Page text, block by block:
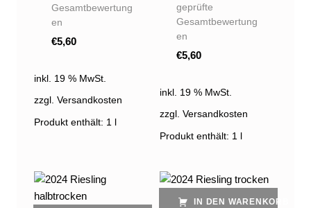
Gesamtbewertung
en
€5,60
inkl. 19 % MwSt.
zzgl. Versandkosten
Produkt enthält: 1 l
geprüfte
Gesamtbewertung
en
€5,60
inkl. 19 % MwSt.
zzgl. Versandkosten
Produkt enthält: 1 l
IN DEN WARENKORB